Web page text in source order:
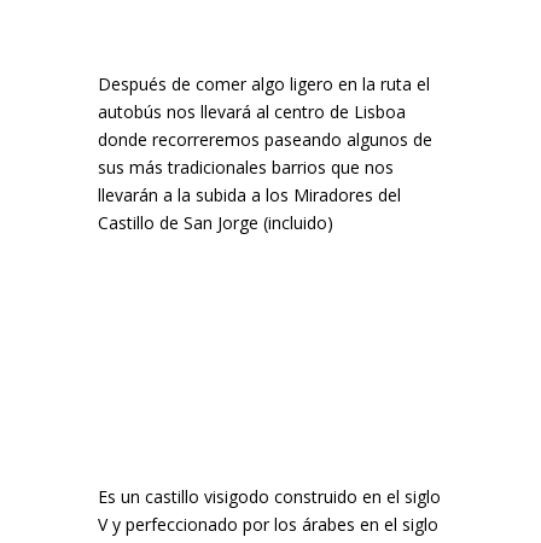
Después de comer algo ligero en la ruta el
autobús nos llevará al centro de Lisboa
donde recorreremos paseando algunos de
sus más tradicionales barrios que nos
llevarán a la subida a los Miradores del
Castillo de San Jorge (incluido)
Es un castillo visigodo construido en el siglo
V y perfeccionado por los árabes en el siglo